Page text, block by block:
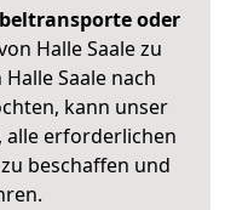
oder
Halle Saale zu
Saale nach
kann unser
alle erforderlichen
beschaffen und